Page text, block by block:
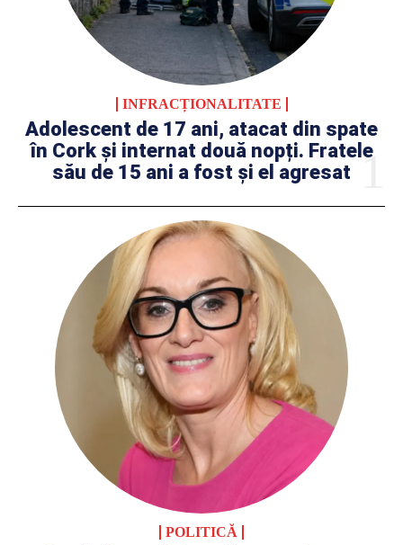
INFRACȚIONALITATE
Adolescent de 17 ani, atacat din spate
în Cork și internat două nopți. Fratele
său de 15 ani a fost și el agresat
POLITICĂ